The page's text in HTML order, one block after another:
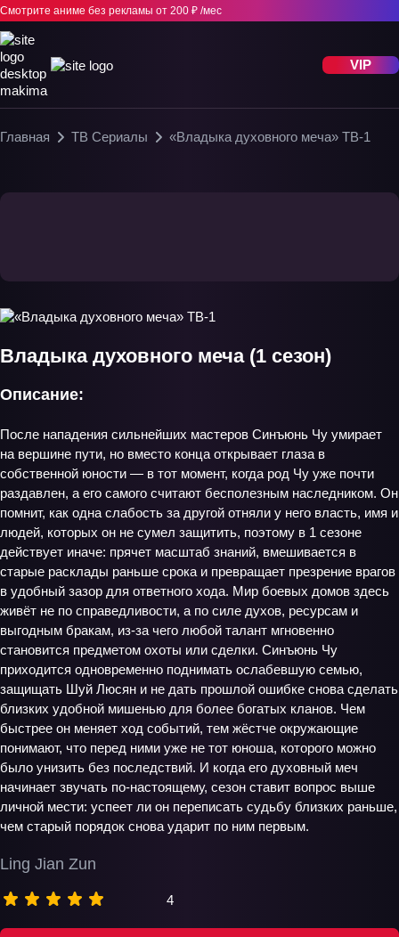
Смотрите аниме без рекламы от 200 ₽ /мес
VIP
Главная ТВ Сериалы «Владыка духовного меча» ТВ-1
Владыка духовного меча (1 сезон)
Ling Jian Zun
4
Описание:
После нападения сильнейших мастеров Синъюнь Чу умирает
на вершине пути, но вместо конца открывает глаза в
собственной юности — в тот момент, когда род Чу уже почти
раздавлен, а его самого считают бесполезным наследником. Он
помнит, как одна слабость за другой отняли у него власть, имя и
людей, которых он не сумел защитить, поэтому в 1 сезоне
действует иначе: прячет масштаб знаний, вмешивается в
старые расклады раньше срока и превращает презрение врагов
в удобный зазор для ответного хода. Мир боевых домов здесь
живёт не по справедливости, а по силе духов, ресурсам и
выгодным бракам, из-за чего любой талант мгновенно
становится предметом охоты или сделки. Синъюнь Чу
приходится одновременно поднимать ослабевшую семью,
защищать Шуй Люсян и не дать прошлой ошибке снова сделать
близких удобной мишенью для более богатых кланов. Чем
быстрее он меняет ход событий, тем жёстче окружающие
понимают, что перед ними уже не тот юноша, которого можно
было унизить без последствий. И когда его духовный меч
начинает звучать по-настоящему, сезон ставит вопрос выше
личной мести: успеет ли он переписать судьбу близких раньше,
чем старый порядок снова ударит по ним первым.